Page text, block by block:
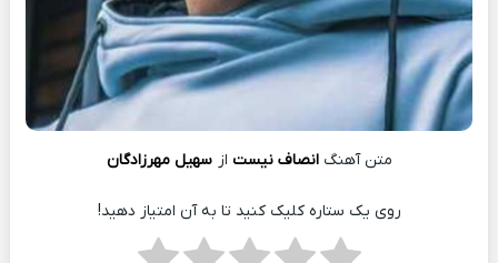
متن آهنگانصاف نیست از سهیل مهرزادگان
روی یک ستاره کلیک کنید تا به آن امتیاز دهید!